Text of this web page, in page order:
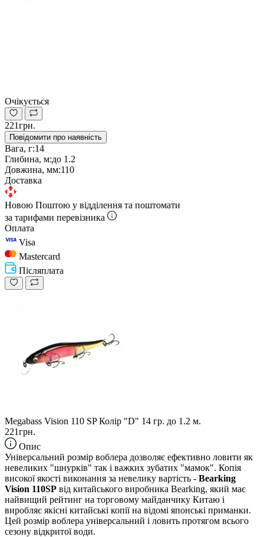
Очікується
221грн.
Повідомити про наявність
Вага, г:14
Глибина, м:до 1.2
Довжина, мм:110
Доставка
Новою Поштою у відділення та поштомати
за тарифами перевізника
Оплата
Visa
Mastercard
Післяплата
Megabass Vision 110 SP Колір "D" 14 гр. до 1.2 м.
221грн.
Опис
Універсальний розмір воблера дозволяє ефективно ловити як
невеликих "шнурків" так і важких зубатих "мамок". Копія
високої якості виконання за невелику вартість - Bearking
Vision 110SP від китайського виробника Bearking, який має
найвищий рейтинг на торговому майданчику Китаю і
виробляє якісні китайські копії на відомі японські приманки.
Цей розмір воблера універсальний і ловить протягом всього
сезону відкритої води.